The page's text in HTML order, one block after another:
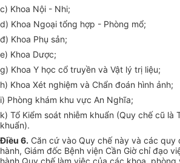
c) Khoa Nội - Nhi;
d) Khoa Ngoại tổng hợp - Phòng mổ;
đ) Khoa Phụ sản;
e) Khoa Dược;
g) Khoa Y học cổ truyền và Vật lý trị liệu;
h) Khoa Xét nghiệm và Chẩn đoán hình ảnh;
i) Phòng khám khu vực An Nghĩa;
k) Tổ Kiểm soát nhiễm khuẩn (Quy chế cũ là
khuẩn).
Điều 6. Căn cứ vào Quy chế này và các quy
hành, Giám đốc Bệnh viện Cần Giờ chỉ đạo
hành Quy chế làm việc của các khoa,